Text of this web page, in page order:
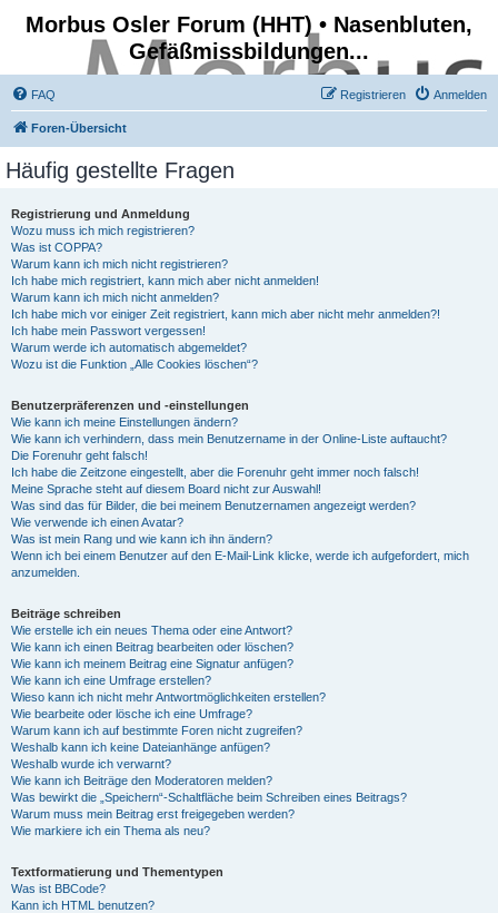
Morbus Osler Forum (HHT) • Nasenbluten,
Gefäßmissbildungen...
FAQ Anmelden
Registrieren
Foren-Übersicht
Häufig gestellte Fragen
Registrierung und Anmeldung
Wozu muss ich mich registrieren?
Was ist COPPA?
Warum kann ich mich nicht registrieren?
Ich habe mich registriert, kann mich aber nicht anmelden!
Warum kann ich mich nicht anmelden?
Ich habe mich vor einiger Zeit registriert, kann mich aber nicht mehr anmelden?!
Ich habe mein Passwort vergessen!
Warum werde ich automatisch abgemeldet?
Wozu ist die Funktion „Alle Cookies löschen“?
Benutzerpräferenzen und -einstellungen
Wie kann ich meine Einstellungen ändern?
Wie kann ich verhindern, dass mein Benutzername in der Online-Liste auftaucht?
Die Forenuhr geht falsch!
Ich habe die Zeitzone eingestellt, aber die Forenuhr geht immer noch falsch!
Meine Sprache steht auf diesem Board nicht zur Auswahl!
Was sind das für Bilder, die bei meinem Benutzernamen angezeigt werden?
Wie verwende ich einen Avatar?
Was ist mein Rang und wie kann ich ihn ändern?
Wenn ich bei einem Benutzer auf den E-Mail-Link klicke, werde ich aufgefordert, mich
anzumelden.
Beiträge schreiben
Wie erstelle ich ein neues Thema oder eine Antwort?
Wie kann ich einen Beitrag bearbeiten oder löschen?
Wie kann ich meinem Beitrag eine Signatur anfügen?
Wie kann ich eine Umfrage erstellen?
Wieso kann ich nicht mehr Antwortmöglichkeiten erstellen?
Wie bearbeite oder lösche ich eine Umfrage?
Warum kann ich auf bestimmte Foren nicht zugreifen?
Weshalb kann ich keine Dateianhänge anfügen?
Weshalb wurde ich verwarnt?
Wie kann ich Beiträge den Moderatoren melden?
Was bewirkt die „Speichern“-Schaltfläche beim Schreiben eines Beitrags?
Warum muss mein Beitrag erst freigegeben werden?
Wie markiere ich ein Thema als neu?
Textformatierung und Thementypen
Was ist BBCode?
Kann ich HTML benutzen?